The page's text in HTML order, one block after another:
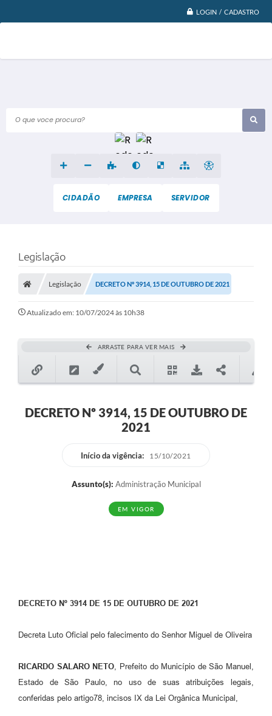
LOGIN / CADASTRO
O que voce procura?
CIDADÃO EMPRESA SERVIDOR
Legislação
Legislação DECRETO Nº 3914, 15 DE OUTUBRO DE 2021
Atualizado em: 10/07/2024 às 10h38
ARRASTE PARA VER MAIS
DECRETO Nº 3914, 15 DE OUTUBRO DE
2021
Início da vigência: 15/10/2021
Assunto(s): Administração Municipal
EM VIGOR
DECRETO Nº 3914 DE 15 DE OUTUBRO DE 2021
Decreta Luto Oficial pelo falecimento do Senhor Miguel de Oliveira
RICARDO SALARO NETO, Prefeito do Município de São Manuel,
Estado de São Paulo, no uso de suas atribuições legais,
conferidas pelo artigo78, incisos IX da Lei Orgânica Municipal,